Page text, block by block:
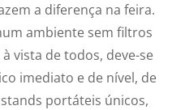
a diferença na feira.
ambiente sem filtros
vista de todos, deve-se
imediato e de nível, de
portáteis únicos,